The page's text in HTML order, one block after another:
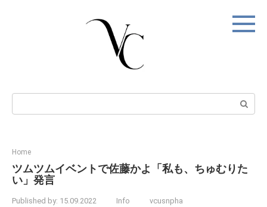
Search:
Home
ツムツムイベントで佐藤かよ「私も、ちゅむりた
い」発言
Published by: 15.09.2022 Info vcusnpha